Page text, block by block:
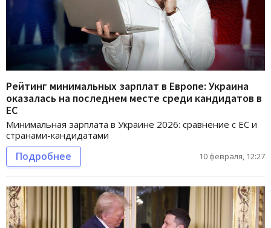
Рейтинг минимальных зарплат в Европе: Украина
оказалась на последнем месте среди кандидатов в
ЕС
Минимальная зарплата в Украине 2026: сравнение с ЕС и
странами-кандидатами
Подробнее 10 февраля, 12:27